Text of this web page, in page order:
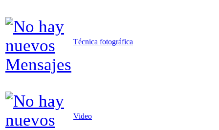
Técnica fotográfica
Video